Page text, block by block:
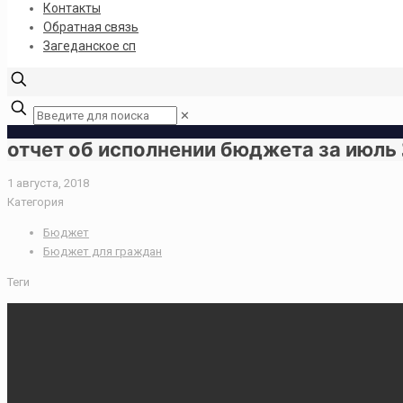
Контакты
Обратная связь
Загеданское сп
✕
отчет об исполнении бюджета за июль
1 августа, 2018
Категория
Бюджет
Бюджет для граждан
Теги